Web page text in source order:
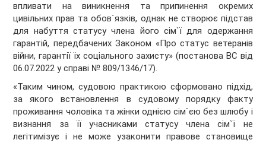
впливати на виникнення та припинення окремих
цивільних прав та обов`язків, однак не створює підстав
для набуття статусу члена його сім`ї для одержання
гарантій, передбачених Законом «Про статус ветеранів
війни, гарантії їх соціального захисту» (постанова ВС від
06.07.2022 у справі № 809/1346/17).
«Таким чином, судовою практикою сформовано підхід,
за якого встановлення в судовому порядку факту
проживання чоловіка та жінки однією сім`єю без шлюбу і
визнання за її учасниками статусу члена сім`ї не
легітимізує і не може узаконити правове становище